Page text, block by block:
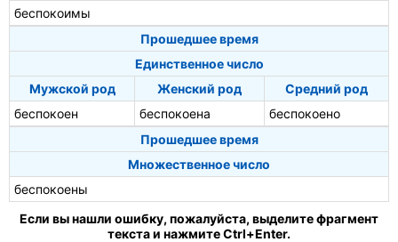
беспокоимы
Прошедшее время
Единственное число
Мужской род
Женский род
Средний род
беспокоен
беспокоена
беспокоено
Прошедшее время
Множественное число
беспокоены
Если вы нашли ошибку, пожалуйста, выделите фрагмент
текста и нажмите Ctrl+Enter.